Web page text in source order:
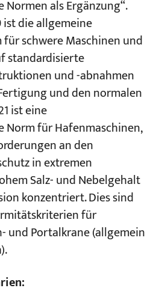
als Ergänzung“.
ist die allgemeine
schwere Maschinen und
standardisierte
und -abnahmen
und den normalen
ist eine
Norm für Hafenmaschinen,
an den
in extremen
Salz- und Nebelgehalt
konzentriert. Dies sind
für
und Portalkrane (allgemein